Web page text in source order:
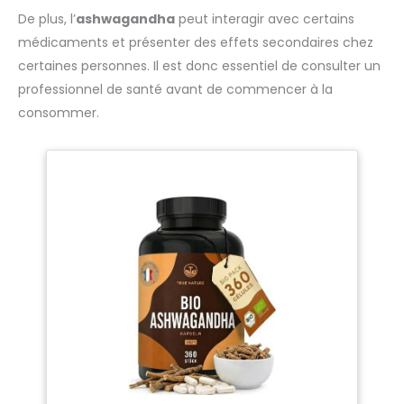
experte en oligothérapie et
santé naturelle depuis 1948,
vendue en pharmacies et
parapharmacies. Gamme
complète de compléments
alimentaires
De plus, l’ashwagandha peut interagir avec certains
médicaments et présenter des effets secondaires chez
certaines personnes. Il est donc essentiel de consulter un
professionnel de santé avant de commencer à la
consommer.